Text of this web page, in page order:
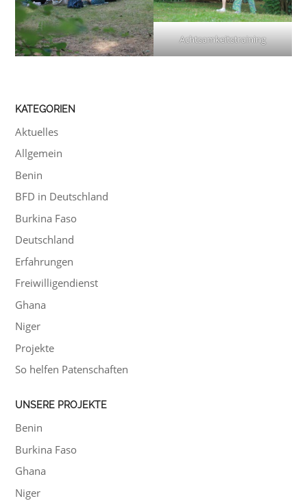
Achtsamkeitstraining
KATEGORIEN
Aktuelles
Allgemein
Benin
BFD in Deutschland
Burkina Faso
Deutschland
Erfahrungen
Freiwilligendienst
Ghana
Niger
Projekte
So helfen Patenschaften
UNSERE PROJEKTE
Benin
Burkina Faso
Ghana
Niger